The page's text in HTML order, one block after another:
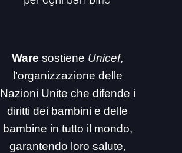
Ware sostiene Unicef,
l’organizzazione delle
Nazioni Unite che difende i
diritti dei bambini e delle
bambine in tutto il mondo,
garantendo loro salute,